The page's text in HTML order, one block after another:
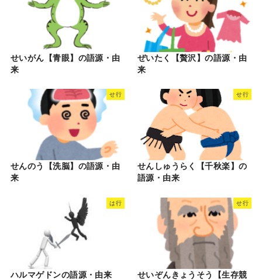
せいがん【青眼】の語源・由
来
ぜいたく【贅沢】の語源・由
来
せ行
せんのう【洗脳】の語源・由
来
せ行
せんしゅうらく【千秋楽】の
語源・由来
は行
ハルマゲドンの語源・由来
せ行
せいぞんきょうそう【生存競